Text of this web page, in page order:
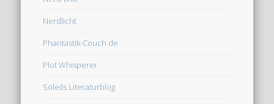
Nerdlicht
Phantastik-Couch.de
Plot Whisperer
Soleils Literaturblog